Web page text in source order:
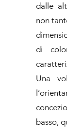
dalle
non
di
Una
basso,